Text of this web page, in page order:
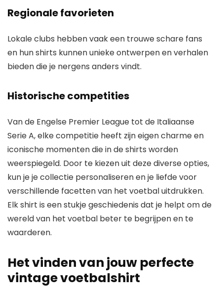
Regionale favorieten
Lokale clubs hebben vaak een trouwe schare fans
en hun shirts kunnen unieke ontwerpen en verhalen
bieden die je nergens anders vindt.
Historische competities
Van de Engelse Premier League tot de Italiaanse
Serie A, elke competitie heeft zijn eigen charme en
iconische momenten die in de shirts worden
weerspiegeld. Door te kiezen uit deze diverse opties,
kun je je collectie personaliseren en je liefde voor
verschillende facetten van het voetbal uitdrukken.
Elk shirt is een stukje geschiedenis dat je helpt om de
wereld van het voetbal beter te begrijpen en te
waarderen.
Het vinden van jouw perfecte
vintage voetbalshirt